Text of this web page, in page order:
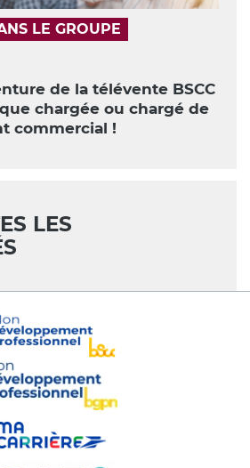
LE GROUPE
de la télévente BSCC
chargée ou chargé de
commercial !
LES